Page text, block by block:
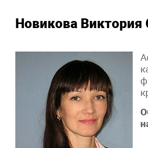
Новикова Виктория